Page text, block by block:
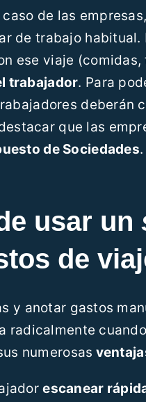
caso de las
de trabajo
ese viaje
trabajador. Para
deberán
que las
de Sociedades.
usar un
de
y anotar gastos
radicalmente
numerosas
escanear